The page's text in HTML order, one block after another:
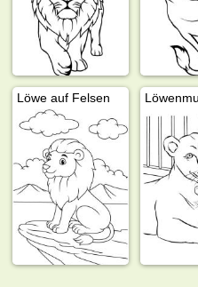
Löwe auf Felsen